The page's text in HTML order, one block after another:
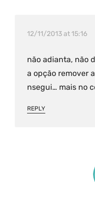
12/11/2013 at 15:16
não adianta, não
a opção remover
nsegui… mais no
REPLY